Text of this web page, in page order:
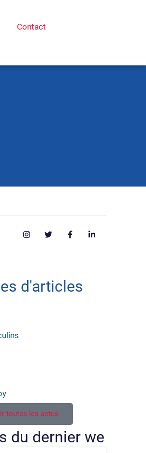
Contact
d'articles
toutes les actus
du dernier we